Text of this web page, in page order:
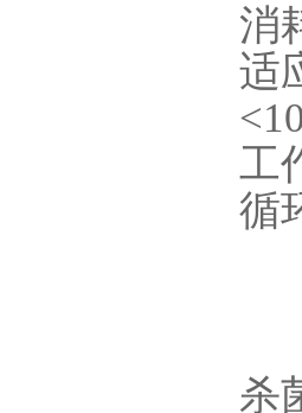
消
适
工
循
杀